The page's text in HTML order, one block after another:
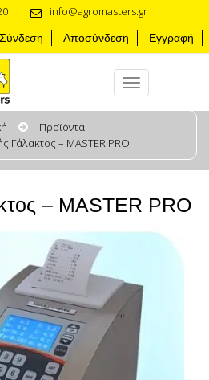
info@agromasters.gr
Σύνδεση Αποσύνδεση Εγγραφή
Προϊόντα
Γάλακτος – MASTER PRO
– MASTER PRO